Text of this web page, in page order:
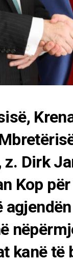
z. Dirk
Kop
kanë